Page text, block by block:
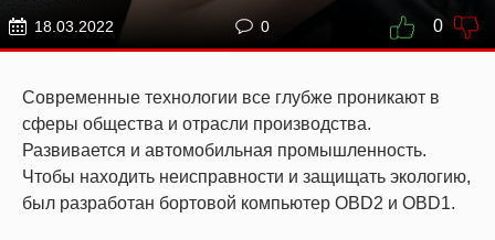
18.03.2022 0 0
Современные технологии все глубже проникают в
сферы общества и отрасли производства.
Развивается и автомобильная промышленность.
Чтобы находить неисправности и защищать экологию,
был разработан бортовой компьютер OBD2 и OBD1.